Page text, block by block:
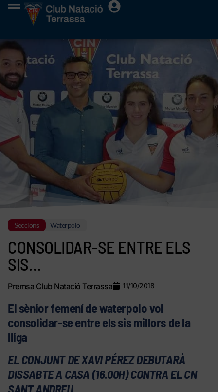
Seccions Waterpolo
CONSOLIDAR-SE ENTRE ELS
SIS…
Premsa Club Natació Terrassa 11/10/2018
El sènior femení de waterpolo vol
consolidar-se entre els sis millors de la
lliga
EL CONJUNT DE XAVI PÉREZ DEBUTARÀ
DISSABTE A CASA (16.00H) CONTRA EL CN
SANT ANDREU